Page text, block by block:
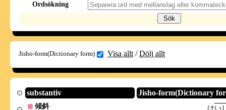
Ordsökning
Jisho-form(Dictionary form) Visa allt /Dölj allt
substantiv Jisho-form(Dictionary
傾斜 けい